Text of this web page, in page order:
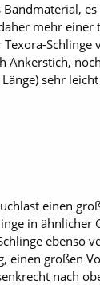
mehr einer
Schlinge
Ankerstich,
sehr
einen
in ähnlicher
ebenso
einen großen
nach